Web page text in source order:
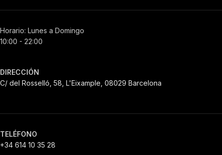
Horario: Lunes a Domingo
10:00 - 22:00
DIRECCIÓN
C/ del Rosselló, 58, L'Eixample, 08029 Barcelona
TELÉFONO
+34 614 10 35 28